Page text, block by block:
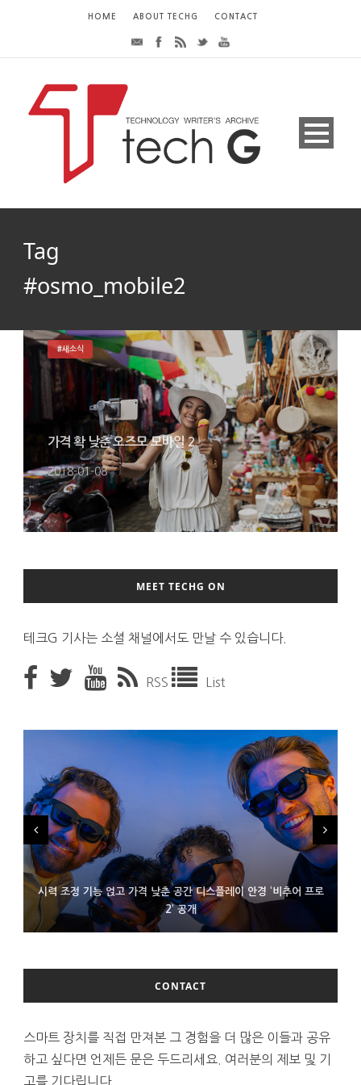
HOME ABOUT TECHG CONTACT
Tag
#osmo_mobile2
가격 확 낮춘 오즈모 모바일 2
2018-01-08
#새소식
MEET TECHG ON
테크G 기사는 소셜 채널에서도 만날 수 있습니다.
RSS List
시력 조정 기능 얹고 가격 낮춘 공간 디스플레이 안경 ‘비추어 프로
2’ 공개
D램 부족에 10억달러어치 아이폰18 프로세서 패키징 대기 중
300~400달러 반지형 스피커 준비하는 오픈AI
CONTACT
스마트 장치를 직접 만져본 그 경험을 더 많은 이들과 공유
하고 싶다면 언제든 문은 두드리세요. 여러분의 제보 및 기
고를 기다립니다.